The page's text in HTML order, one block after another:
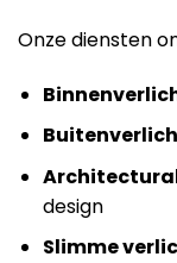
Onze diensten
design
Slimme